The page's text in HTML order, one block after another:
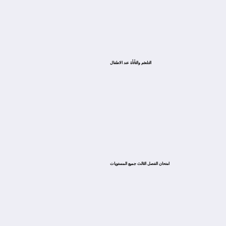
التلعثم والتأتأة عند الاطفال
امتحان الفصل الثالث جميع المستويات